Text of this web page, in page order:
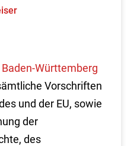
Württemberg
Vorschriften
und der EU, sowie
der
des